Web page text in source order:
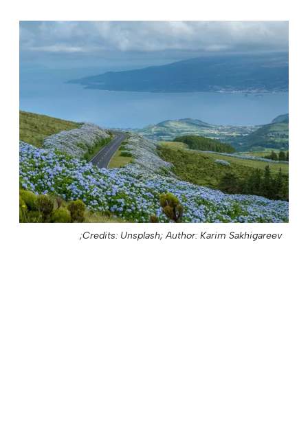
Credits: Unsplash; Author: Karim Sakhigareev;